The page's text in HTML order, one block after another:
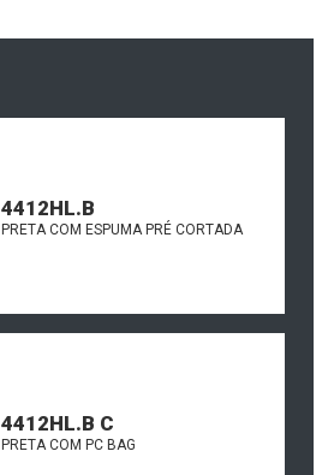
4412HL.B
PRETA COM ESPUMA PRÉ CORTADA
4412HL.B C
PRETA COM PC BAG